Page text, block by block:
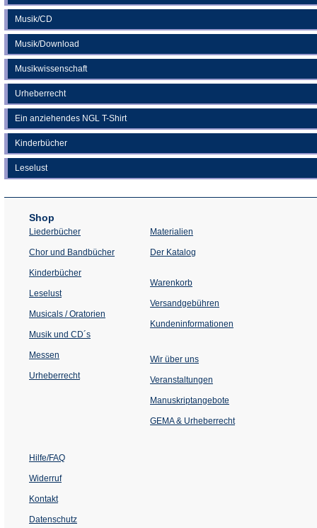
Musik/CD
Musik/Download
Musikwissenschaft
Urheberrecht
Ein anziehendes NGL T-Shirt
Kinderbücher
Leselust
Shop
Liederbücher
Chor und Bandbücher
Kinderbücher
Leselust
Musicals / Oratorien
Musik und CD´s
Messen
Urheberrecht
Materialien
Der Katalog
Warenkorb
Versandgebühren
Kundeninformationen
Wir über uns
Veranstaltungen
einem
Tab)
Manuskriptangebote
GEMA & Urheberrecht
Hilfe/FAQ
Widerruf
Kontakt
Datenschutz